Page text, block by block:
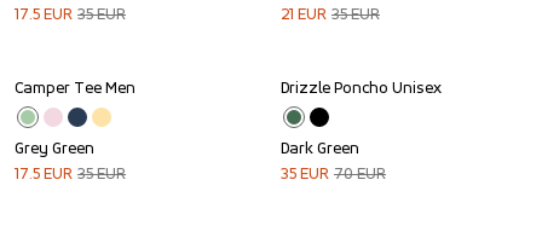
17.5EUR 35EUR
21 EUR 35EUR
Sale
Camper Tee Men
Grey Green
17.5EUR 35EUR
Sale
Drizzle Poncho Unisex
Dark Green
35EUR 70EUR